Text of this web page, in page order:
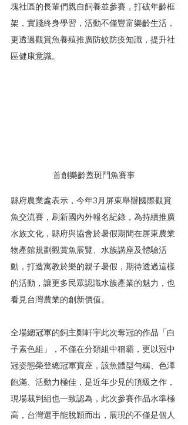
塊社區的長輩們親自飼養並參賽，打破年齡框
架，實踐終身學習，活動不僅豐富樂齡生活，
更透過觀賞魚養殖推廣防蚊防疫知識，提升社
區健康意識。
首創樂齡蓋斑鬥魚賽事
縣府農業處表示，今年3月屏東舉辦國際觀賞
魚交流賽，刷新國內外報名紀錄，為持續推廣
水族文化，縣府與協會於暑假期間在屏東農業
物產館規劃觀賞魚展覽、水族講座及體驗活
動，打造寓教於樂的親子暑假，期待透過這樣
的活動，讓更多民眾認識水族產業的魅力，也
看見台灣農業的創新價值。
全場總冠軍的飼主鄭軒宇此次奪冠的作品「白
子素色組」，不僅在分類組中稱霸，更以冠中
冠姿態榮登總冠軍寶座，該魚體型勻稱、色澤
飽滿、活動力極佳，是近年少見的頂級之作，
現場裁判組也一致認為，此次參賽作品水準極
高，台灣選手能脫穎而出，展現的不僅是個人